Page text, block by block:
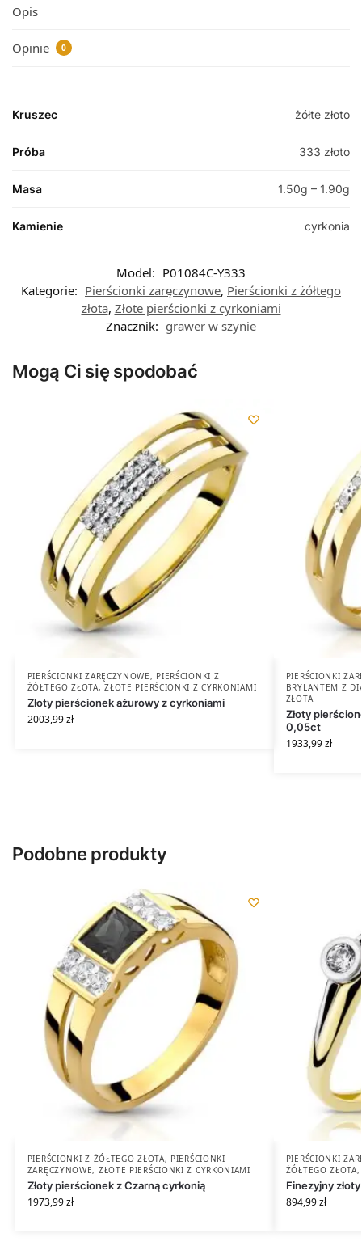
Opis
Opinie 0
Kruszec żółte złoto
Próba 333 złoto
Masa 1.50g – 1.90g
Kamienie cyrkonia
Model: P01084C-Y333
Kategorie: Pierścionki zaręczynowe, Pierścionki z żółtego
złota, Złote pierścionki z cyrkoniami
Znacznik: grawer w szynie
Mogą Ci się spodobać
PIERŚCIONKI ZARĘCZYNOWE, PIERŚCIONKI Z
ŻÓŁTEGO ZŁOTA,ZŁOTE PIERŚCIONKI Z CYRKONIAMI
Złoty pierścionek ażurowy z cyrkoniami
2003,99zł
PIERŚCIONKI
BRYLANTEM Z
ZŁOTA
Złoty
0,05ct
1933,99zł
Podobne produkty
PIERŚCIONKI Z ŻÓŁTEGO ZŁOTA, PIERŚCIONKI
ZARĘCZYNOWE, ZŁOTE PIERŚCIONKI Z CYRKONIAMI
Złoty pierścionek z Czarną cyrkonią
1973,99zł
PIERŚCIONKI
ŻÓŁTEGO ZŁOTA
Finezyjny
894,99zł